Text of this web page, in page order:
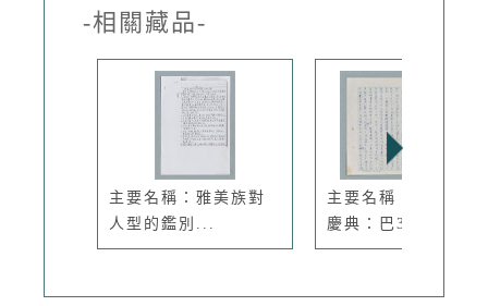
-相關藏品-
主要名稱：雅美族對
人型的鑑別...
主要名稱：紅頭飛魚
慶典：巴3...